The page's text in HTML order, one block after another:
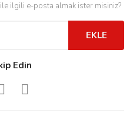
ilgili e-posta almak ister misiniz?
EKLE
Edin